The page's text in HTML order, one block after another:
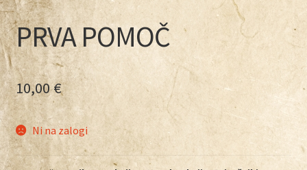
PRVA POMOČ
10,00€
Ni na zalogi